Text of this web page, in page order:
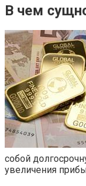
В чем
собой
увеличения